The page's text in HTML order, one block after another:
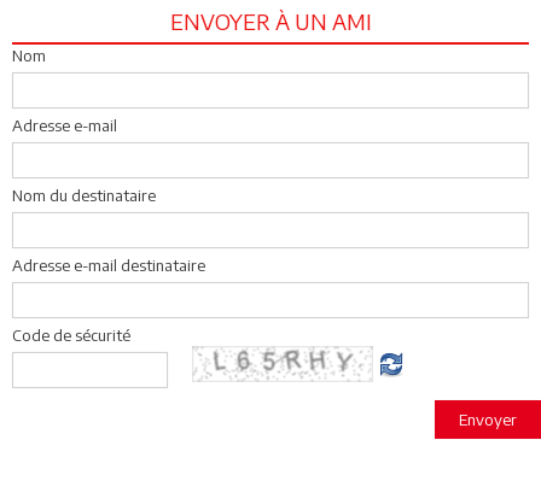
ENVOYER À UN AMI
Nom
Adresse e-mail
Nom du destinataire
Adresse e-mail destinataire
Code de sécurité
Envoyer